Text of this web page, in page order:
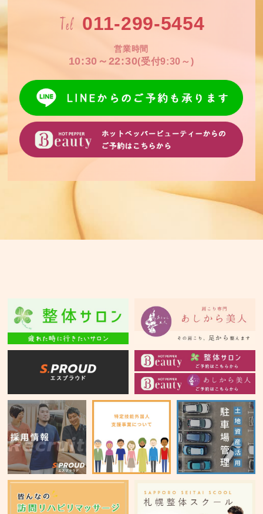
Tel 011-299-5454
営業時間
10:30～22:30(受付9:30～)